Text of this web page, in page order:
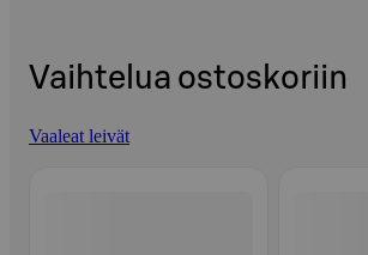
Vaihtelua ostoskoriin
Vaaleat leivät